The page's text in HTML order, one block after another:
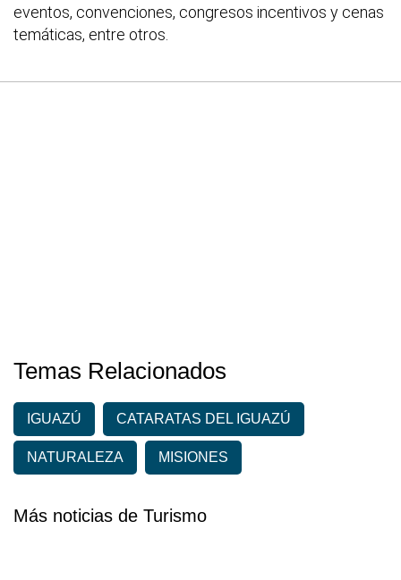
eventos, convenciones, congresos incentivos y cenas
temáticas, entre otros.
Temas Relacionados
IGUAZÚ CATARATAS DEL IGUAZÚ
NATURALEZA MISIONES
Más noticias de Turismo